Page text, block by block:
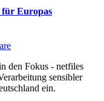
für Europas
sensibler
ein.